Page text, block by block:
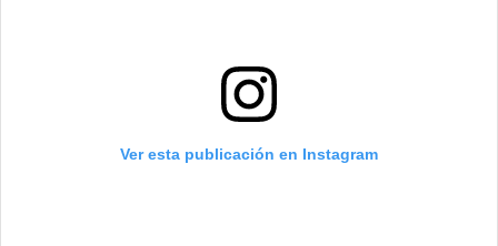
Ver esta publicación en Instagram